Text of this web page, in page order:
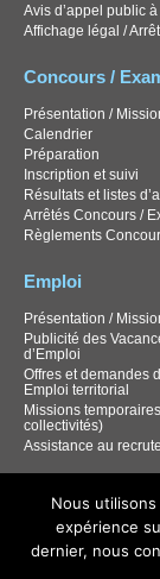
Avis d’appel public
Affichage légal /
Concours /
Présentation /
Calendrier
Préparation
Inscription et suivi
Résultats et listes
Arrêtés Concours /
Règlements
Emploi
Présentation /
Publicité des
d’Emploi
Offres et demandes
Emploi territorial
Missions
collectivités)
Assistance au
Documentation
Documentation
Nous
expérience
dernier, nous